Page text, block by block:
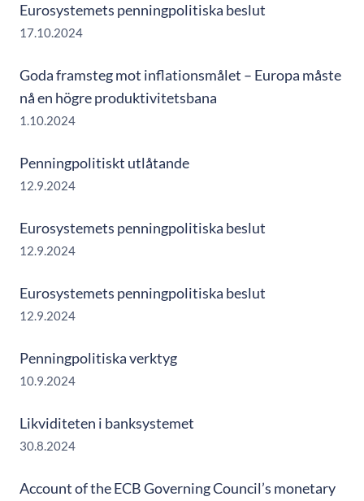
Eurosystemets penningpolitiska beslut
17.10.2024
Goda framsteg mot inflationsmålet – Europa måste
nå en högre produktivitetsbana
1.10.2024
Penningpolitiskt utlåtande
12.9.2024
Eurosystemets penningpolitiska beslut
12.9.2024
Eurosystemets penningpolitiska beslut
12.9.2024
Penningpolitiska verktyg
10.9.2024
Likviditeten i banksystemet
30.8.2024
Account of the ECB Governing Council’s monetary